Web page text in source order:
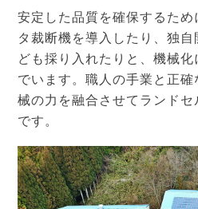
安定した品質を確保するた
タ裁断機を導入したり、独
ども採り入れたりと、機械
でいます。職人の手業と正
械の力を融合させてランド
です。